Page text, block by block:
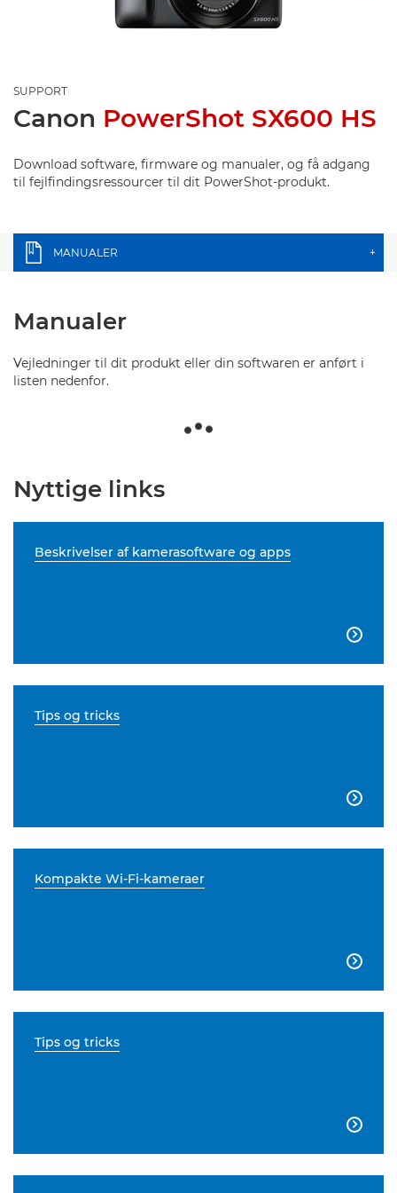
SUPPORT
Canon PowerShot SX600 HS
Download software, firmware og manualer, og få adgang
til fejlfindingsressourcer til dit PowerShot-produkt.
MANUALER +
Manualer
Vejledninger til dit produkt eller din softwaren er anført i
listen nedenfor.
Nyttige links
Beskrivelser af kamerasoftware og apps

Tips og tricks

Kompakte Wi-Fi-kameraer

Tips og tricks
